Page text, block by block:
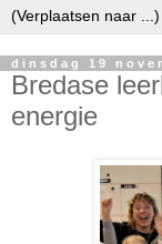
dinsdag 19
Bredase
energie